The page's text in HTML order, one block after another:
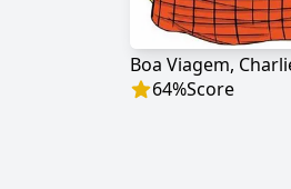
Boa Viagem,
64%Score